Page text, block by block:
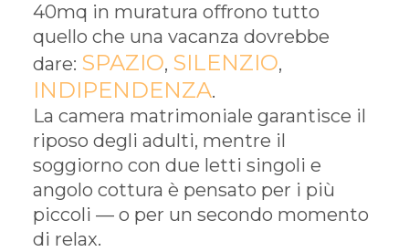
40mq in muratura offrono tutto
quello che una vacanza dovrebbe
dare: SPAZIO, SILENZIO,
INDIPENDENZA.
La camera matrimoniale garantisce il
riposo degli adulti, mentre il
soggiorno con due letti singoli e
angolo cottura è pensato per i più
piccoli — o per un secondo momento
di relax.